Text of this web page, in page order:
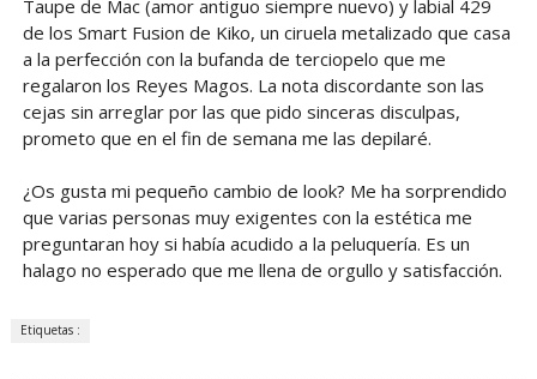
Taupe de Mac (amor antiguo siempre nuevo) y labial 429
de los Smart Fusion de Kiko, un ciruela metalizado que casa
a la perfección con la bufanda de terciopelo que me
regalaron los Reyes Magos. La nota discordante son las
cejas sin arreglar por las que pido sinceras disculpas,
prometo que en el fin de semana me las depilaré.
¿Os gusta mi pequeño cambio de look? Me ha sorprendido
que varias personas muy exigentes con la estética me
preguntaran hoy si había acudido a la peluquería. Es un
halago no esperado que me llena de orgullo y satisfacción.
Etiquetas :